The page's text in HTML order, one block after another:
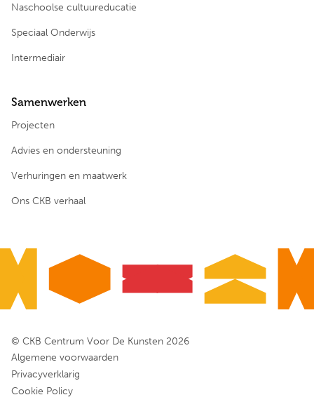
Naschoolse cultuureducatie
Speciaal Onderwijs
Intermediair
Samenwerken
Projecten
Advies en ondersteuning
Verhuringen en maatwerk
Ons CKB verhaal
© CKB Centrum Voor De Kunsten 2026
Algemene voorwaarden
Privacyverklarig
Cookie Policy